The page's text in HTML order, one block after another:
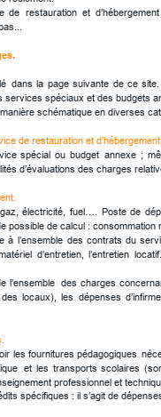
de restauration et d’hébergement
dans la page suivante de ce site.
services spéciaux et des budgets
schématique en diverses
de restauration et
spécial ou budget annexe ;
d’évaluations des charges
gaz, électricité, fuel…. Poste de
possible de calcul :
à l’ensemble des contrats du
d’entretien, l’entretien
l’ensemble des charges
des locaux), les dépenses
les fournitures pédagogiques
et les transports scolaires
professionnel et
spécifiques : il s’agit de